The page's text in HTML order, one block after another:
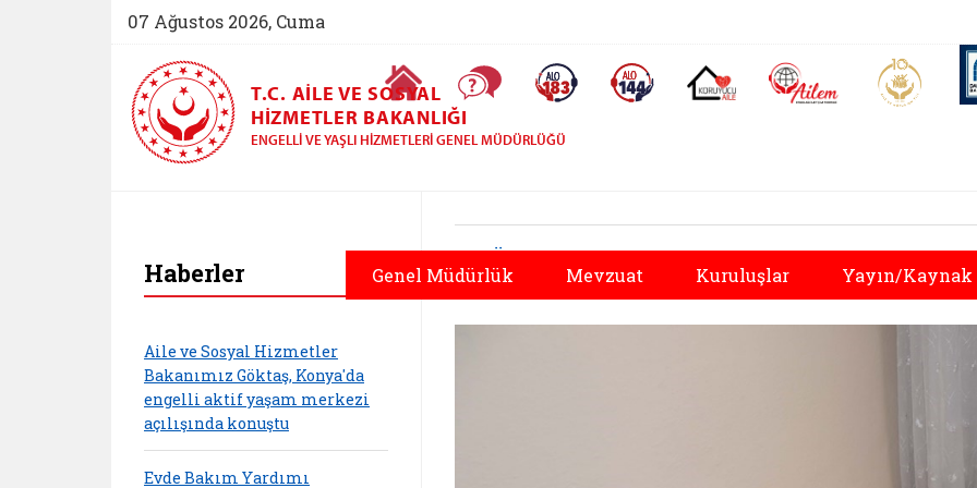
07 Ağustos 2026, Cuma
Ana Sayfa Sıkça Sorulan SorularAlo 183 (yeni sekmede açılır)Alo 144 (yeni sekmede açılır)Koruyucu Aile (yeni sekmede açılır)
AİLEM İletişim Aile ve
T.C. AILE VE SOSYAL
HIZMETLER BAKANLIĞI
ENGELLI VE YAŞLI HIZMETLERI GENEL MÜDÜRLÜĞÜ
Genel Müdürlük Mevzuat Kuruluşlar Yayın/Kaynak
Önceki
Haberler
Aile ve Sosyal Hizmetler
Bakanımız Göktaş, Konya'da
engelli aktif yaşam merkezi
açılışında konuştu
Evde Bakım Yardımı